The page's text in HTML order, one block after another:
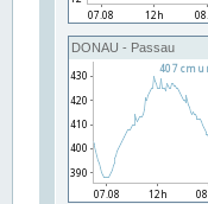
DONAU - Passau